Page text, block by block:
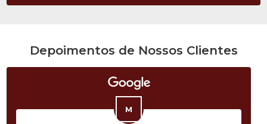
Depoimentos de Nossos Clientes